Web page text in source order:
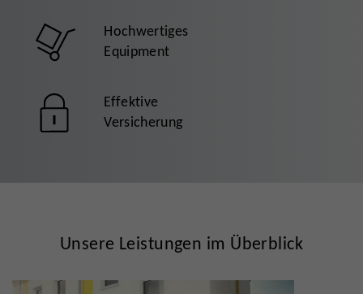
Hochwertiges
Equipment
Effektive
Versicherung
Unsere Leistungen im Überblick